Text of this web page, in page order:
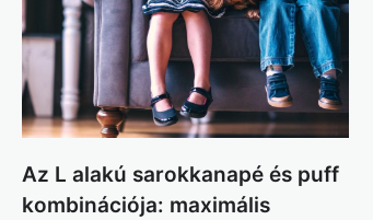
Az L alakú sarokkanapé és puff
kombinációja: maximális